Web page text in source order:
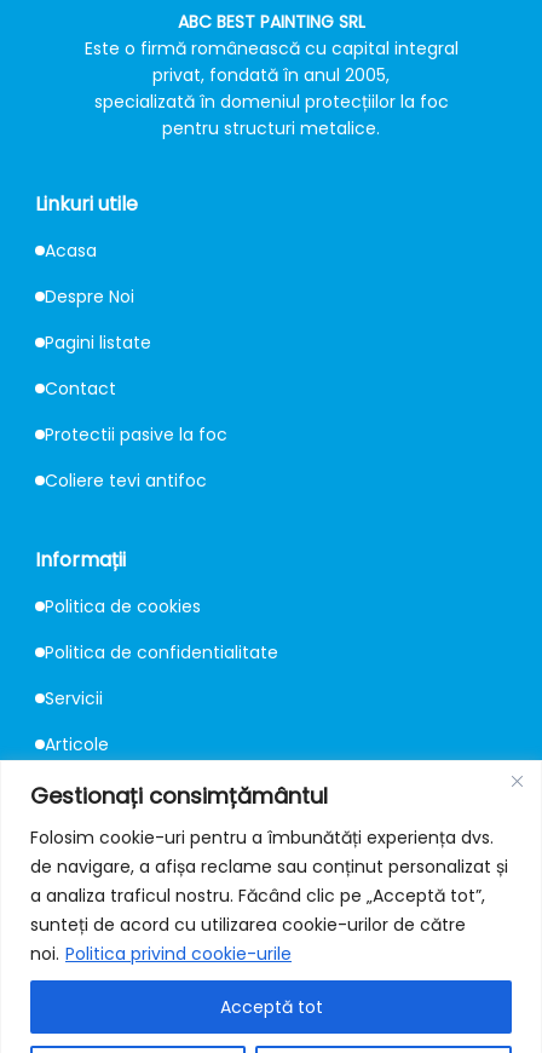
Gestionați consimțământul
Folosim cookie-uri pentru a îmbunătăți experiența dvs.
de navigare, a afișa reclame sau conținut personalizat și
a analiza traficul nostru. Făcând clic pe „Acceptă tot”,
sunteți de acord cu utilizarea cookie-urilor de către
noi. Politica privind cookie-urile
Acceptă tot
ABC BEST PAINTING SRL
Este o firmă românească cu capital integral
privat, fondată în anul 2005,
specializată în domeniul protecțiilor la foc
pentru structuri metalice.
Linkuri utile
Acasa
Despre Noi
Pagini listate
Contact
Protectii pasive la foc
Coliere tevi antifoc
Informații
Politica de cookies
Politica de confidentialitate
Servicii
Articole
Consultanță
Contact
📍Strada Mureș 67, București
✉️office@protectiilafoc.ro
+40 731 309 222 / 223